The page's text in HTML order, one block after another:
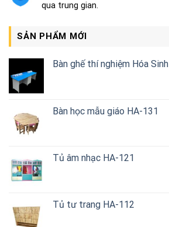
qua trung gian.
SẢN PHẨM MỚI
Bàn ghế thí nghiệm Hóa Sinh
Bàn học mẫu giáo HA-131
Tủ âm nhạc HA-121
Tủ tư trang HA-112